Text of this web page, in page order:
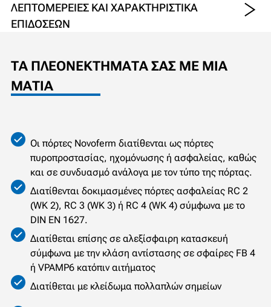
ΛΕΠΤΟΜΈΡΕΙΕΣ ΚΑΙ ΧΑΡΑΚΤΗΡΙΣΤΙΚΆ
ΕΠΙΔΌΣΕΩΝ
ΤΑ ΠΛΕΟΝΕΚΤΉΜΑΤΆ ΣΑΣ ΜΕ ΜΙΑ
ΜΑΤΙΆ
Οι πόρτες Novoferm διατίθενται ως πόρτες
πυροπροστασίας, ηχομόνωσης ή ασφαλείας, καθώς
και σε συνδυασμό ανάλογα με τον τύπο της πόρτας.
Διατίθενται δοκιμασμένες πόρτες ασφαλείας RC 2
(WK 2), RC 3 (WK 3) ή RC 4 (WK 4) σύμφωνα με το
DIN EN 1627.
Διατίθεται επίσης σε αλεξίσφαιρη κατασκευή
σύμφωνα με την κλάση αντίστασης σε σφαίρες FB 4
ή VPAMP6 κατόπιν αιτήματος
Διατίθεται με κλείδωμα πολλαπλών σημείων